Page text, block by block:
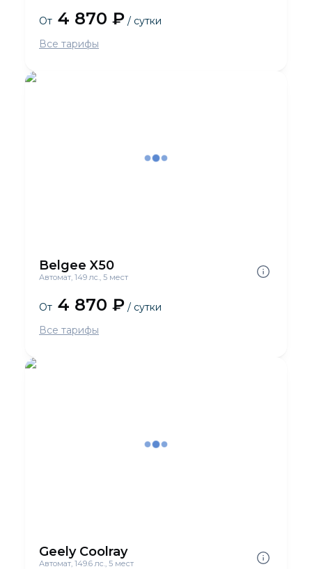
От 4 870 ₽ / сутки
Все тарифы
Belgee X50
Автомат, 149 лс., 5 мест
От 4 870 ₽ / сутки
Все тарифы
Geely Coolray
Автомат, 149.6 лс., 5 мест